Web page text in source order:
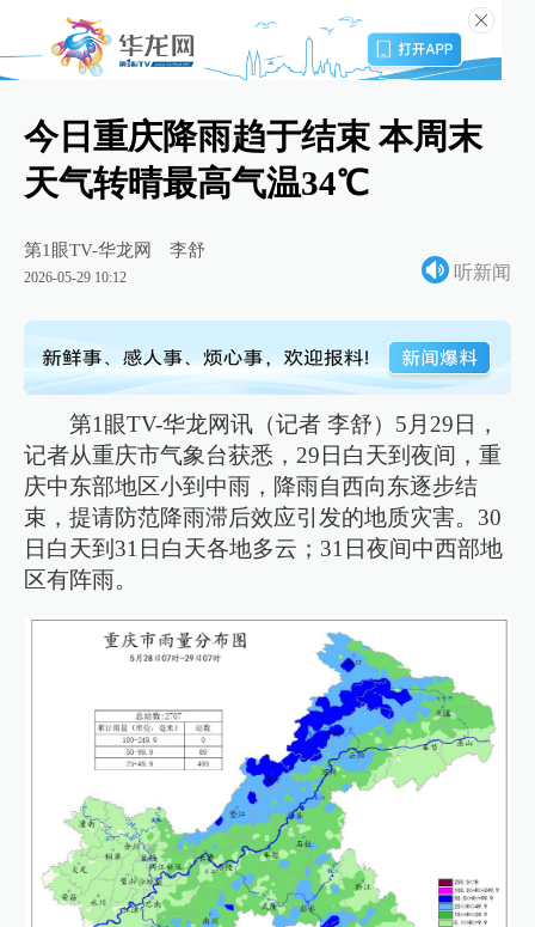
今日重庆降雨趋于结束 本周末
天气转晴最高气温34℃
第1眼TV-华龙网 李舒
2026-05-29 10:12 听新闻
第1眼TV-华龙网讯（记者 李舒）5月29日，
记者从重庆市气象台获悉，29日白天到夜间，重
庆中东部地区小到中雨，降雨自西向东逐步结
束，提请防范降雨滞后效应引发的地质灾害。30
日白天到31日白天各地多云；31日夜间中西部地
区有阵雨。